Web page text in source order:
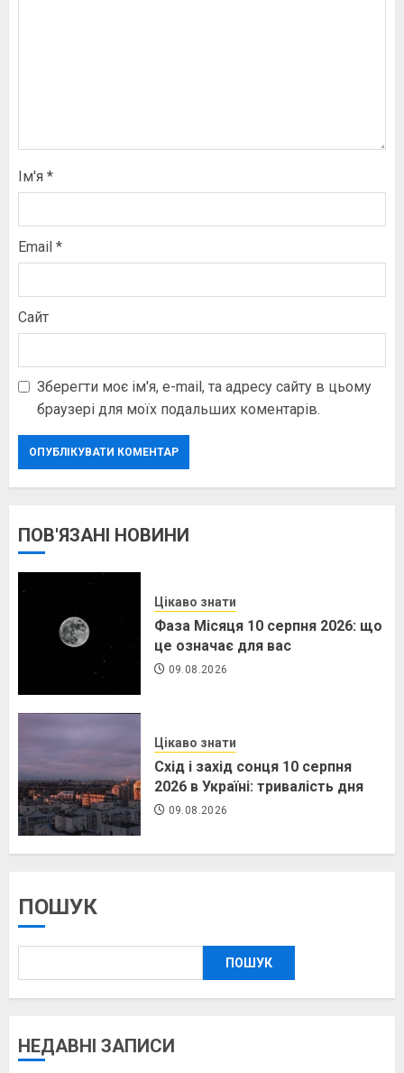
Ім'я *
Email *
Сайт
Зберегти моє ім'я, e-mail, та адресу сайту в цьому
браузері для моїх подальших коментарів.
ПОВ'ЯЗАНІ НОВИНИ
Цікаво знати
Фаза Місяця 10 серпня 2026: що
це означає для вас
09.08.2026
Цікаво знати
Схід і захід сонця 10 серпня
2026 в Україні: тривалість дня
09.08.2026
ПОШУК
ПОШУК
НЕДАВНІ ЗАПИСИ